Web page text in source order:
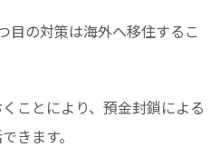
目の対策は海外へ移住するこ
ことにより、預金封鎖による
きます。